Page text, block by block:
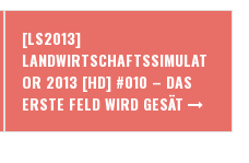
[LS2013]
LANDWIRTSCHAFTSSIMULAT
OR 2013 [HD] #010 – DAS
ERSTE FELD WIRD GESÄT